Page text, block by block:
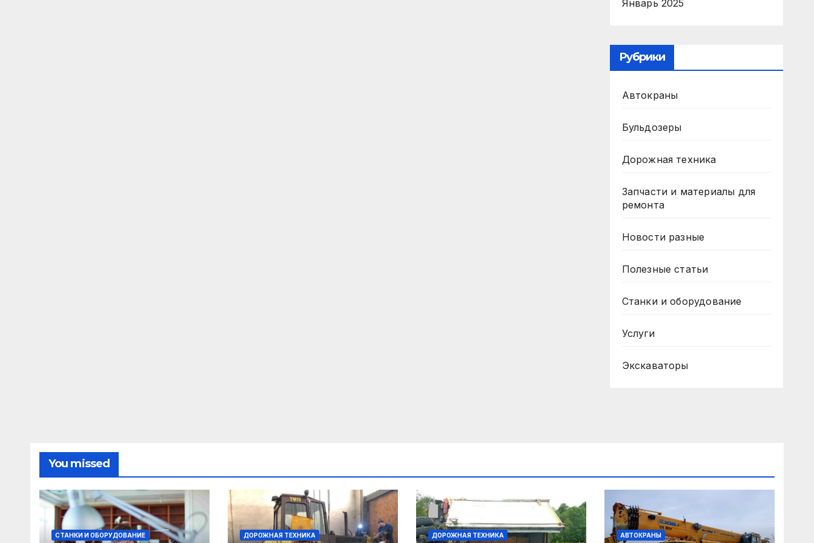
Январь 2025
Рубрики
Автокраны
Бульдозеры
Дорожная техника
Запчасти и материалы для
ремонта
Новости разные
Полезные статьи
Станки и оборудование
Услуги
Экскаваторы
You missed
СТАНКИ И ОБОРУДОВАНИЕ ДОРОЖНАЯ ТЕХНИКА ДОРОЖНАЯ ТЕХНИКА АВТОКРАНЫ